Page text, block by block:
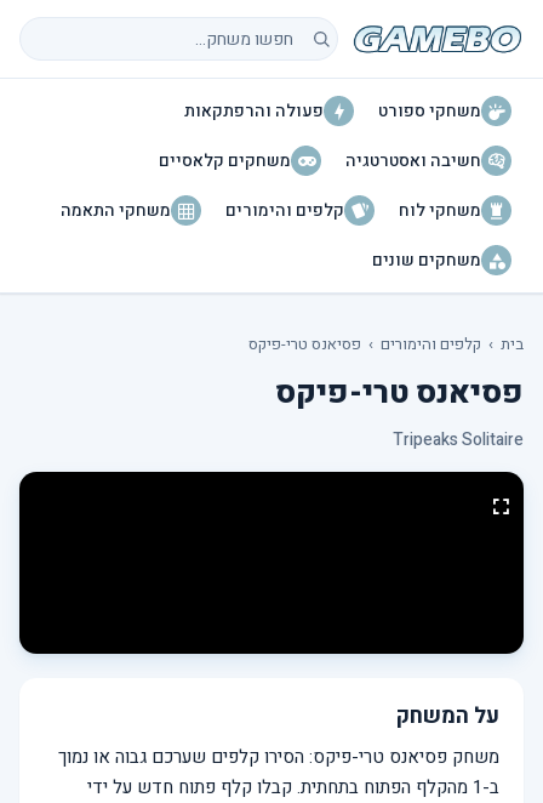
חיפוש משחקים
משחקי ספורט
פעולה והרפתקאות
חשיבה ואסטרטגיה
משחקים קלאסיים
משחקי לוח
קלפים והימורים
משחקי התאמה
משחקים שונים
בית › קלפים והימורים › פסיאנס טרי-פיקס
פסיאנס טרי-פיקס
Tripeaks Solitaire
על המשחק
משחק פסיאנס טרי-פיקס: הסירו קלפים שערכם גבוה או נמוך
ב-1 מהקלף הפתוח בתחתית. קבלו קלף פתוח חדש על ידי